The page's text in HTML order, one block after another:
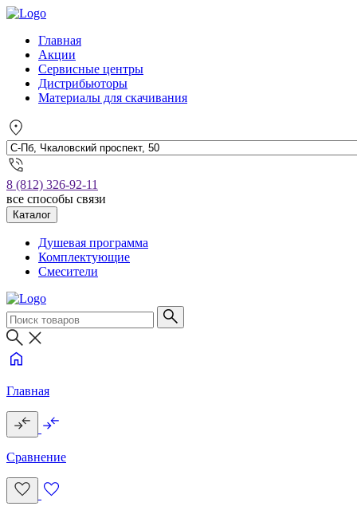
Главная
Акции
Сервисные центры
Дистрибьюторы
Материалы для скачивания
8 (812) 326-92-11
все способы связи
Каталог
Душевая программа
Комплектующие
Смесители
Главная
Сравнение